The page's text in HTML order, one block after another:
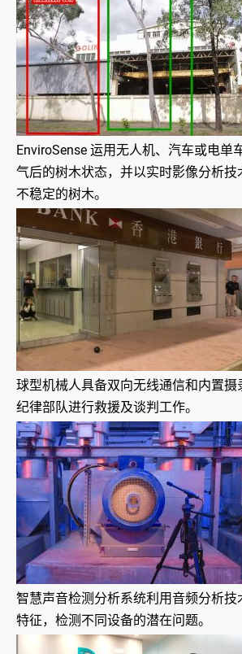
EnviroSense 运用无人机、汽车或电单
气后的树木状态，并以实时影像分析技
不稳定的树木。
球型机械人具备双向无线通信和内置摄
纪律部队进行救援及谈判工作。
智慧声音检测分析系统利用音频分析技
特征，检测不同设备的潜在问题。